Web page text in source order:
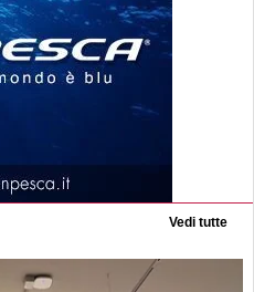
Vedi tutte